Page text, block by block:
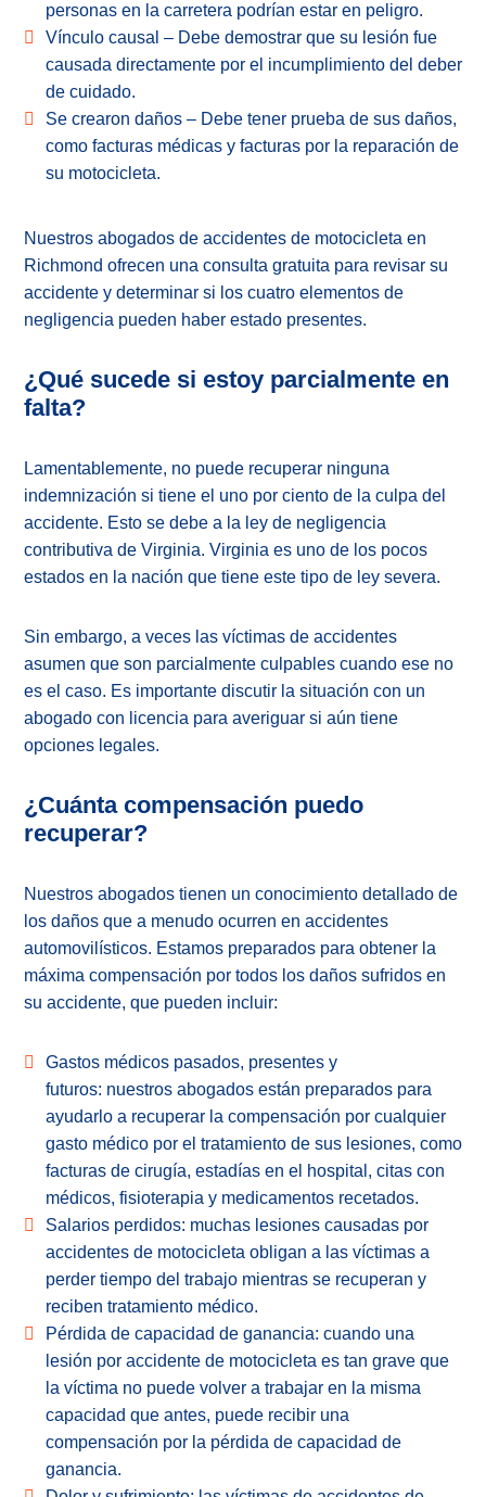
personas en la carretera podrían estar en peligro.
Vínculo causal – Debe demostrar que su lesión fue
causada directamente por el incumplimiento del deber
de cuidado.
Se crearon daños – Debe tener prueba de sus daños,
como facturas médicas y facturas por la reparación de
su motocicleta.
Nuestros abogados de accidentes de motocicleta en
Richmond ofrecen una consulta gratuita para revisar su
accidente y determinar si los cuatro elementos de
negligencia pueden haber estado presentes.
¿Qué sucede si estoy parcialmente en
falta?
Lamentablemente, no puede recuperar ninguna
indemnización si tiene el uno por ciento de la culpa del
accidente. Esto se debe a la ley de negligencia
contributiva de Virginia. Virginia es uno de los pocos
estados en la nación que tiene este tipo de ley severa.
Sin embargo, a veces las víctimas de accidentes
asumen que son parcialmente culpables cuando ese no
es el caso. Es importante discutir la situación con un
abogado con licencia para averiguar si aún tiene
opciones legales.
¿Cuánta compensación puedo
recuperar?
Nuestros abogados tienen un conocimiento detallado de
los daños que a menudo ocurren en accidentes
automovilísticos. Estamos preparados para obtener la
máxima compensación por todos los daños sufridos en
su accidente, que pueden incluir:
Gastos médicos pasados, presentes y
futuros: nuestros abogados están preparados para
ayudarlo a recuperar la compensación por cualquier
gasto médico por el tratamiento de sus lesiones, como
facturas de cirugía, estadías en el hospital, citas con
médicos, fisioterapia y medicamentos recetados.
Salarios perdidos: muchas lesiones causadas por
accidentes de motocicleta obligan a las víctimas a
perder tiempo del trabajo mientras se recuperan y
reciben tratamiento médico.
Pérdida de capacidad de ganancia: cuando una
lesión por accidente de motocicleta es tan grave que
la víctima no puede volver a trabajar en la misma
capacidad que antes, puede recibir una
compensación por la pérdida de capacidad de
ganancia.